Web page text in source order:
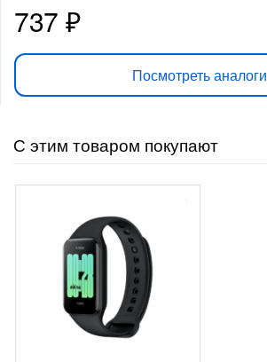
737 ₽
Посмотреть аналоги
С этим товаром покупают